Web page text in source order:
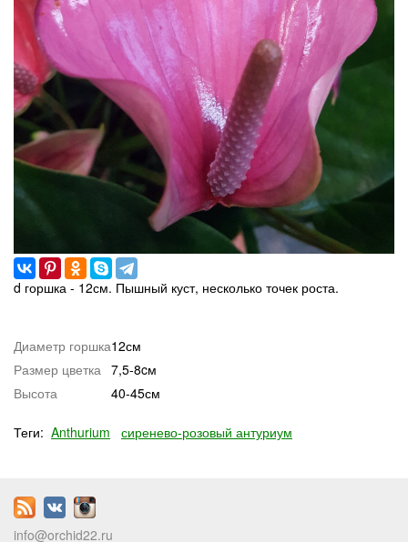
d горшка - 12см. Пышный куст, несколько точек роста.
Диаметр горшка12см
Размер цветка 7,5-8cм
Высота
40-45см
Теги: Anthurium сиренево-розовый антуриум
info@orchid22.ru